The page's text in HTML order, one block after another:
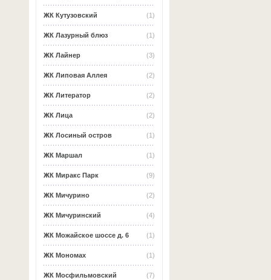
(1)
ЖК Кутузовский
(1)
ЖК Лазурный блюз
(3)
ЖК Лайнер
(2)
ЖК Липовая Аллея
(2)
ЖК Литератор
(2)
ЖК Лица
(1)
ЖК Лосиный остров
(1)
ЖК Маршал
(9)
ЖК Миракс Парк
(2)
ЖК Мичурино
(4)
ЖК Мичуринский
(1)
ЖК Можайское шоссе д. 6
(1)
ЖК Мономах
(7)
ЖК Мосфильмовский